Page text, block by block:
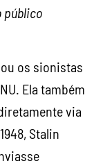
público
os sionistas
Ela também
via
Stalin